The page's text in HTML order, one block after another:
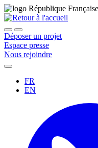
Déposer un projet
Espace presse
Nous rejoindre
FR
EN